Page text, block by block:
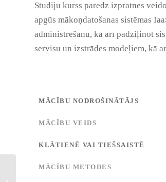
Studiju kurss paredz izpratnes
apgūs mākoņdatošanas sistēmas
administrēšanu, kā arī padziļinot
servisu un izstrādes modeļiem, kā
MĀCĪBU NODROŠINĀTĀJS
MĀCĪBU VEIDS
KLĀTIENĒ VAI TIEŠSAISTĒ
MĀCĪBU METODES